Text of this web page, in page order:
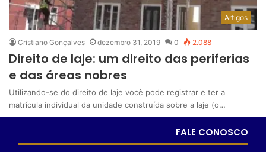
Artigos
Cristiano Gonçalves dezembro 31, 2019 0 2.088
Direito de laje: um direito das periferias
e das áreas nobres
Utilizando-se do direito de laje você pode registrar e ter a
matrícula individual da unidade construída sobre a laje (o…
FALE CONOSCO